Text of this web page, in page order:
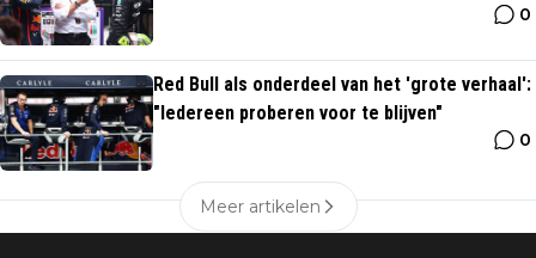
0
Red Bull als onderdeel van het 'grote verhaal':
"Iedereen proberen voor te blijven"
0
Meer artikelen